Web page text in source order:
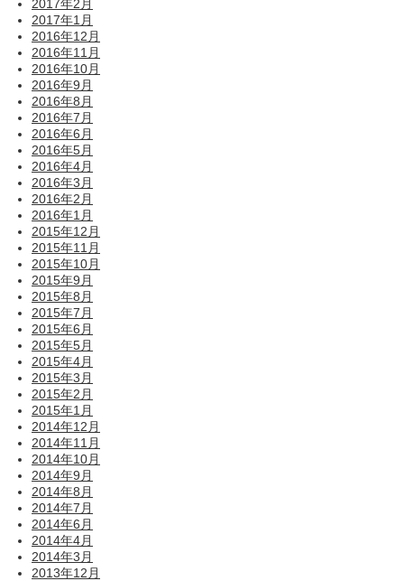
2017年2月
2017年1月
2016年12月
2016年11月
2016年10月
2016年9月
2016年8月
2016年7月
2016年6月
2016年5月
2016年4月
2016年3月
2016年2月
2016年1月
2015年12月
2015年11月
2015年10月
2015年9月
2015年8月
2015年7月
2015年6月
2015年5月
2015年4月
2015年3月
2015年2月
2015年1月
2014年12月
2014年11月
2014年10月
2014年9月
2014年8月
2014年7月
2014年6月
2014年4月
2014年3月
2013年12月